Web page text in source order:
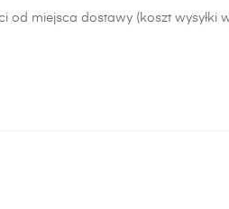
miejsca dostawy (koszt wysyłki